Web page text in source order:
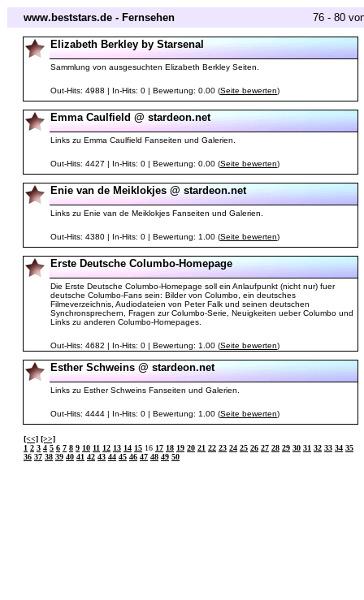
www.beststars.de - Fernsehen 76 - 80
Elizabeth Berkley by Starsenal
Sammlung von ausgesuchten Elizabeth Berkley Seiten.
Out-Hits: 4988 | In-Hits: 0 | Bewertung: 0.00 (Seite bewerten)
Emma Caulfield @ stardeon.net
Links zu Emma Caulfield Fanseiten und Galerien.
Out-Hits: 4427 | In-Hits: 0 | Bewertung: 0.00 (Seite bewerten)
Enie van de Meiklokjes @ stardeon.net
Links zu Enie van de Meiklokjes Fanseiten und Galerien.
Out-Hits: 4380 | In-Hits: 0 | Bewertung: 1.00 (Seite bewerten)
Erste Deutsche Columbo-Homepage
Die Erste Deutsche Columbo-Homepage soll ein Anlaufpunkt (nicht nur) fuer
deutsche Columbo-Fans sein: Bilder von Columbo, ein deutsches
Filmeverzeichnis, Audiodateien von Peter Falk und seinen deutschen
Synchronsprechern, Fragen zur Columbo-Serie, Neuigkeiten ueber Columbo und
Links zu anderen Columbo-Homepages.
Out-Hits: 4682 | In-Hits: 0 | Bewertung: 1.00 (Seite bewerten)
Esther Schweins @ stardeon.net
Links zu Esther Schweins Fanseiten und Galerien.
Out-Hits: 4444 | In-Hits: 0 | Bewertung: 1.00 (Seite bewerten)
[<<] [>>]
1 2 3 4 5 6 7 8 9 10 11 12 13 14 15 16 17 18 19 20 21 22 23 24 25 26 27 28 29 30 31 32 33 34 35
36 37 38 39 40 41 42 43 44 45 46 47 48 49 50